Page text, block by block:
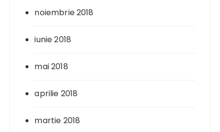
noiembrie 2018
iunie 2018
mai 2018
aprilie 2018
martie 2018